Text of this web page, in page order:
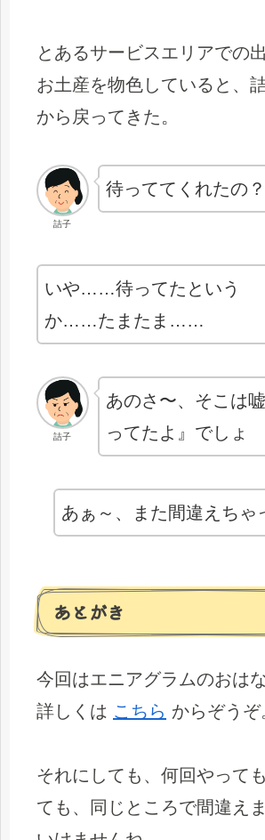
とあるサービスエリアでの出
お土産を物色していると、
から戻ってきた。
詰子
待っててくれたの？
いや……待ってたという
か……たまたま……
詰子
あのさ〜、そこは
ってたよ』でしょ
あぁ～、また間違えちゃ
あとがき
今回はエニアグラムのおはな
詳しくは こちら からぞうぞ
それにしても、何回やって
ても、同じところで間違えま